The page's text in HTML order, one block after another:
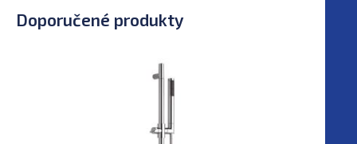
Doporučené produkty